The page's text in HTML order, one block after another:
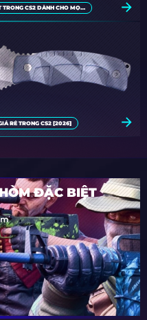
NHỮNG MẪU SKIN M249 ĐẸP NHẤT TRONG CS2 DÀNH CHO MỌI MỨC NGÂN SÁCH
RẺ TRONG CS2 [2026]
ĐẶC BIỆT